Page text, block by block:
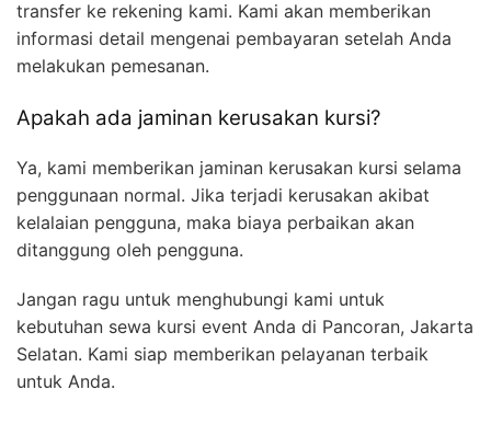
transfer ke rekening kami. Kami akan memberikan
informasi detail mengenai pembayaran setelah Anda
melakukan pemesanan.
Apakah ada jaminan kerusakan kursi?
Ya, kami memberikan jaminan kerusakan kursi selama
penggunaan normal. Jika terjadi kerusakan akibat
kelalaian pengguna, maka biaya perbaikan akan
ditanggung oleh pengguna.
Jangan ragu untuk menghubungi kami untuk
kebutuhan sewa kursi event Anda di Pancoran, Jakarta
Selatan. Kami siap memberikan pelayanan terbaik
untuk Anda.